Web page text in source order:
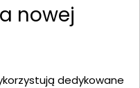
nowej
dedykowane